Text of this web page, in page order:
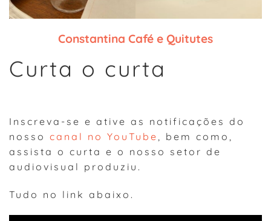
Constantina Café e Quitutes
Curta o curta
Inscreva-se e ative as notificações do
nosso canal no YouTube, bem como,
assista o curta e o nosso setor de
audiovisual produziu.
Tudo no link abaixo.